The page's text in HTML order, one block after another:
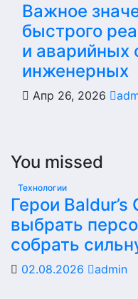
Важное
быстрого
и аварийных
инженерных
Апр 26, 2026
You missed
Технологии
Герои Baldur’s
выбрать
собрать
02.08.2026 admin